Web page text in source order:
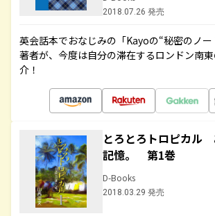
2018.07.26 発売
英会話本でおなじみの「Kayoの“秘密のノー
著者が、今度は自分の滞在するロンドン南
介！
とろとろトロピカル
記憶。 第1巻
D-Books
2018.03.29 発売